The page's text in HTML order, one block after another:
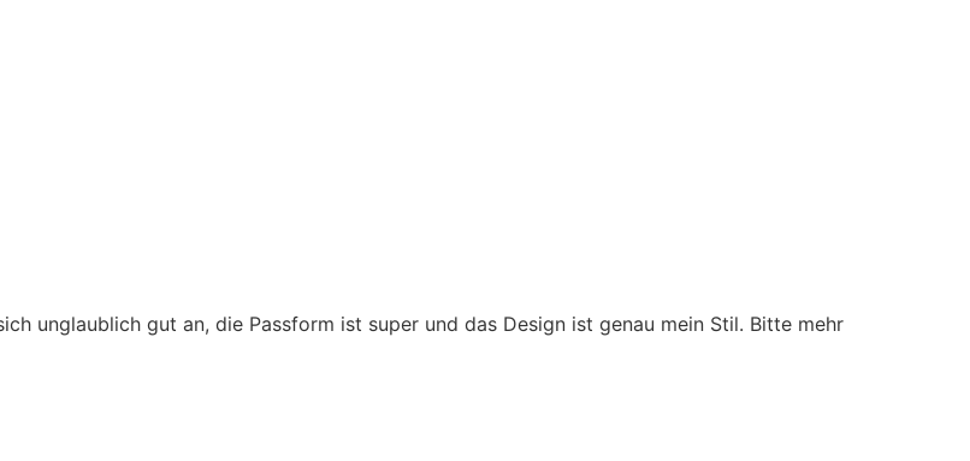
unglaublich gut an, die Passform ist super und das Design ist genau mein Stil. Bitte mehr